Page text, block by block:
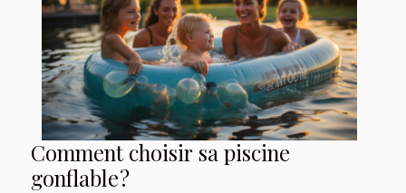
Comment choisir sa piscine
gonflable ?